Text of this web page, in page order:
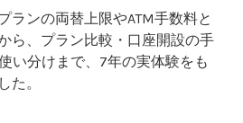
ランの両替上限やATM手数料と
ら、プラン比較・口座開設の手
い分けまで、7年の実体験をも
た。